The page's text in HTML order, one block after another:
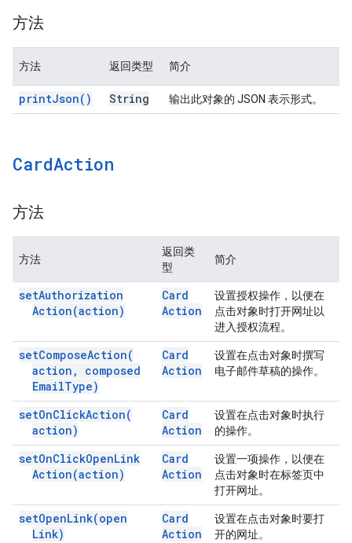
方法
方法 返回类型 简介
printJson( ) String 输出此对象的 JSON 表示形式。
CardAction
方法
方法
返回类
型
简介
setAuthorization
Action(action)
Card
Action
设置授权操作，以便在
点击对象时打开网址以
进入授权流程。
setComposeAction(
action ,
composed
EmailType)
Card
Action
设置在点击对象时撰写
电子邮件草稿的操作。
setOnClickAction(
action)
Card
Action
设置在点击对象时执行
的操作。
setOnClickOpenLink
Action(action)
Card
Action
设置一项操作，以便在
点击对象时在标签页中
打开网址。
setOpenLink(open
Link)
Card
Action
设置在点击对象时要打
开的网址。